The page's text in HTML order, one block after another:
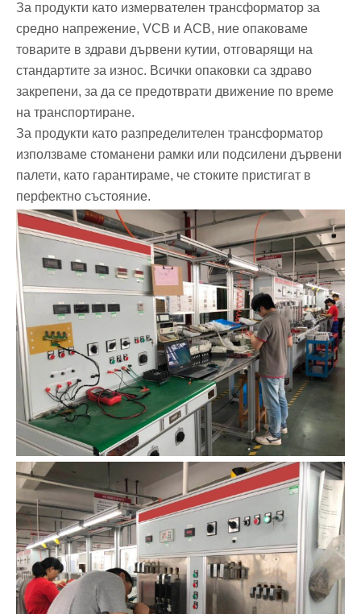
За продукти като измервателен трансформатор за
средно напрежение, VCB и ACB, ние опаковаме
товарите в здрави дървени кутии, отговарящи на
стандартите за износ. Всички опаковки са здраво
закрепени, за да се предотврати движение по време
на транспортиране.
За продукти като разпределителен трансформатор
използваме стоманени рамки или подсилени дървени
палети, като гарантираме, че стоките пристигат в
перфектно състояние.